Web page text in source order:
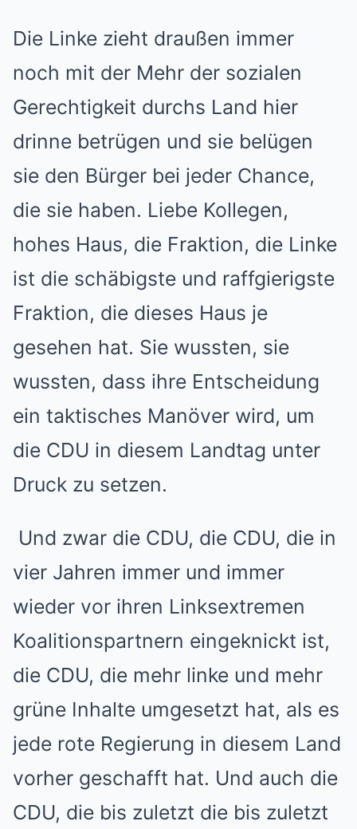
Die Linke zieht draußen immer
noch mit der Mehr der sozialen
Gerechtigkeit durchs Land hier
drinne betrügen und sie belügen
sie den Bürger bei jeder Chance,
die sie haben. Liebe Kollegen,
hohes Haus, die Fraktion, die Linke
ist die schäbigste und raffgierigste
Fraktion, die dieses Haus je
gesehen hat. Sie wussten, sie
wussten, dass ihre Entscheidung
ein taktisches Manöver wird, um
die CDU in diesem Landtag unter
Druck zu setzen.
Und zwar die CDU, die CDU, die in
vier Jahren immer und immer
wieder vor ihren Linksextremen
Koalitionspartnern eingeknickt ist,
die CDU, die mehr linke und mehr
grüne Inhalte umgesetzt hat, als es
jede rote Regierung in diesem Land
vorher geschafft hat. Und auch die
CDU, die bis zuletzt die bis zuletzt